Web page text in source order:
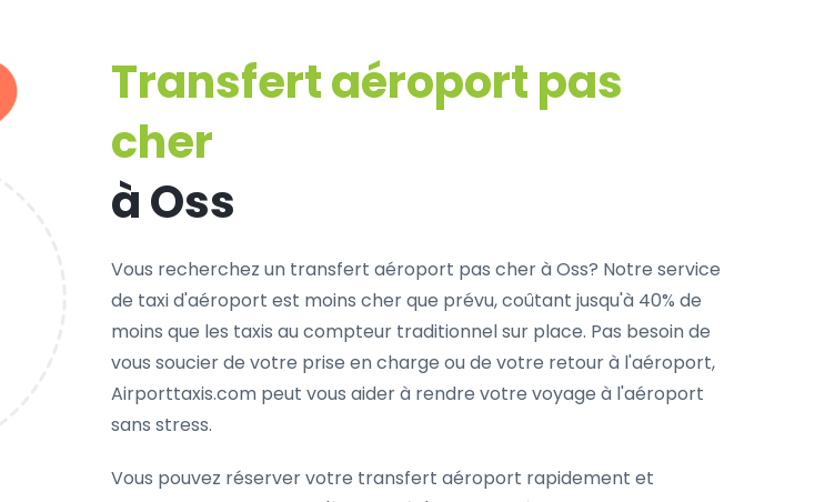
Transfert aéroport pas
cher
à Oss
Vous recherchez un transfert aéroport pas cher à Oss? Notre service
de taxi d'aéroport est moins cher que prévu, coûtant jusqu'à 40% de
moins que les taxis au compteur traditionnel sur place. Pas besoin de
vous soucier de votre prise en charge ou de votre retour à l'aéroport,
Airporttaxis.com peut vous aider à rendre votre voyage à l'aéroport
sans stress.
Vous pouvez réserver votre transfert aéroport rapidement et